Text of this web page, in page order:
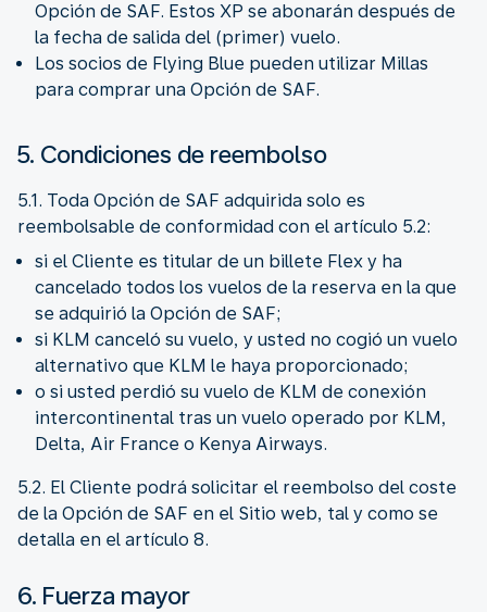
Opción de SAF. Estos XP se abonarán después de
la fecha de salida del (primer) vuelo.
Los socios de Flying Blue pueden utilizar Millas
para comprar una Opción de SAF.
5. Condiciones de reembolso
5.1. Toda Opción de SAF adquirida solo es
reembolsable de conformidad con el artículo 5.2:
si el Cliente es titular de un billete Flex y ha
cancelado todos los vuelos de la reserva en la que
se adquirió la Opción de SAF;
si KLM canceló su vuelo, y usted no cogió un vuelo
alternativo que KLM le haya proporcionado;
o si usted perdió su vuelo de KLM de conexión
intercontinental tras un vuelo operado por KLM,
Delta, Air France o Kenya Airways.
5.2. El Cliente podrá solicitar el reembolso del coste
de la Opción de SAF en el Sitio web, tal y como se
detalla en el artículo 8.
6. Fuerza mayor